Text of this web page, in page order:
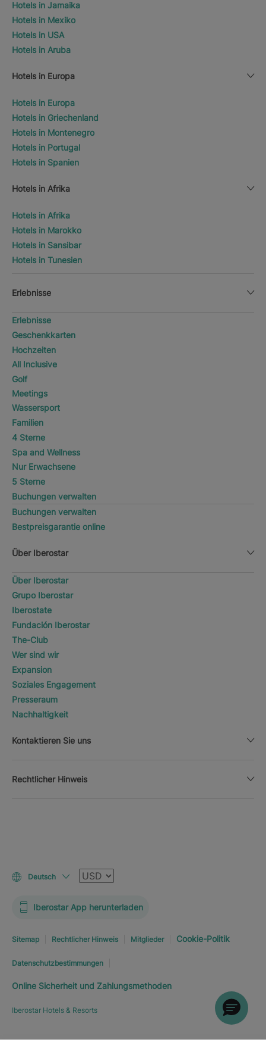
Hotels in Jamaika
Hotels in Mexiko
Hotels in USA
Hotels in Aruba
Hotels in Europa
Hotels in Europa
Hotels in Griechenland
Hotels in Montenegro
Hotels in Portugal
Hotels in Spanien
Hotels in Afrika
Hotels in Afrika
Hotels in Marokko
Hotels in Sansibar
Hotels in Tunesien
Erlebnisse
Erlebnisse
Geschenkkarten
Hochzeiten
All Inclusive
Golf
Meetings
Wassersport
Familien
4 Sterne
Spa and Wellness
Nur Erwachsene
5 Sterne
Buchungen verwalten
Buchungen verwalten
Bestpreisgarantie online
Über Iberostar
Über Iberostar
Grupo Iberostar
Iberostate
Fundación Iberostar
The-Club
Wer sind wir
Expansion
Soziales Engagement
Presseraum
Nachhaltigkeit
Kontaktieren Sie uns
Rechtlicher Hinweis
Deutsch Währung
Iberostar App herunterladen
Sitemap Rechtlicher Hinweis Mitglieder Cookie-Politik
Datenschutzbestimmungen
Online Sicherheit und Zahlungsmethoden
Iberostar Hotels & Resorts